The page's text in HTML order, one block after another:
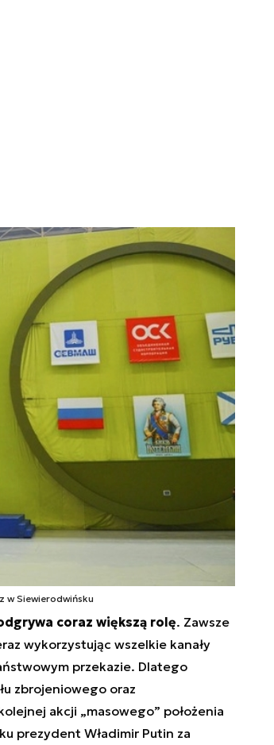
w Siewierodwińsku
coraz większą rolę. Zawsze
wykorzystując wszelkie kanały
przekazie. Dlatego
zbrojeniowego oraz
akcji „masowego” położenia
prezydent Władimir Putin za